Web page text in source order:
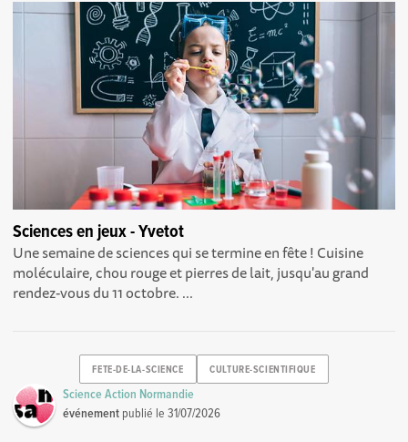
Sciences en jeux - Yvetot
Une semaine de sciences qui se termine en fête ! Cuisine
moléculaire, chou rouge et pierres de lait, jusqu'au grand
rendez-vous du 11 octobre. ...
FETE-DE-LA-SCIENCE CULTURE-SCIENTIFIQUE
Science Action Normandie
événement publié le31/07/2026